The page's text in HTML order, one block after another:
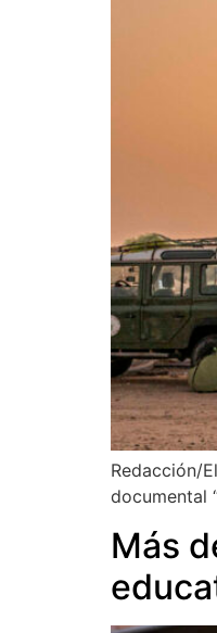
Redacción/
documental
Más